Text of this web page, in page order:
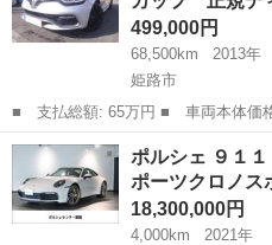
499,000円
68,500km
2013年
姫路市
■ 支払総額: 65万円 ■ 車両本体価格： 499,000 円 ■ メーカー
名： ルノー ■ 車種名： ルーテ
ポール シャシーカップ 正規ディ
チアルミＥＴＣ ...
兵庫 姫路市
ポルシェ ９１
ポーツクロノ
18,300,000円
4,000km
2021年